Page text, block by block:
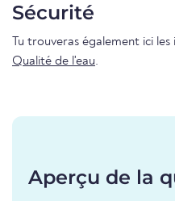
Sécurité
Tu trouveras également ici
Qualité de l'eau.
Aperçu de la